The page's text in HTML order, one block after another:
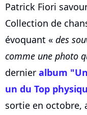
Patrick Fiori
Collection de
évoquant « des
comme une photo
dernier album
un du Top
sortie en octobre,